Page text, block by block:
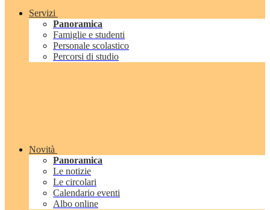
Servizi
Panoramica
Famiglie e studenti
Personale scolastico
Percorsi di studio
Novità
Panoramica
Le notizie
Le circolari
Calendario eventi
Albo online